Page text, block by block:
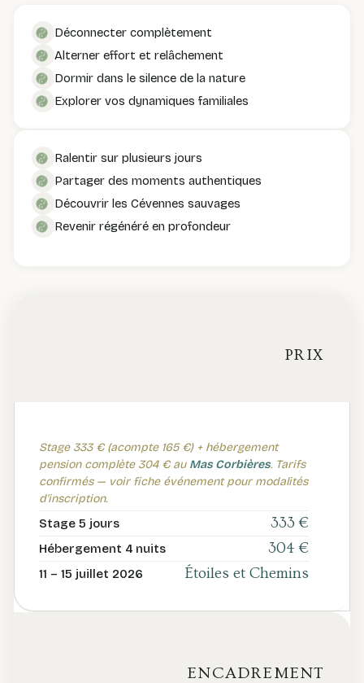
Déconnecter complètement
Alterner effort et relâchement
Dormir dans le silence de la nature
Explorer vos dynamiques familiales
Ralentir sur plusieurs jours
Partager des moments authentiques
Découvrir les Cévennes sauvages
Revenir régénéré en profondeur
PRIX
Stage 333 € (acompte 165 €) + hébergement
pension complète 304 € au MasCorbières. Tarifs
confirmés — voir fiche événement pour modalités
d'inscription.
Stage 5 jours 333 €
Hébergement 4 nuits 304 €
11 – 15 juillet 2026 Étoiles et Chemins
ENCADREMENT